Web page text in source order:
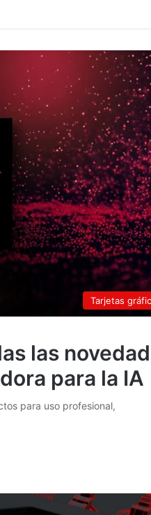
Tarjetas
las
para la IA
para uso profesional,